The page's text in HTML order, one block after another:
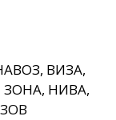
ВИЗА,
НИВА,